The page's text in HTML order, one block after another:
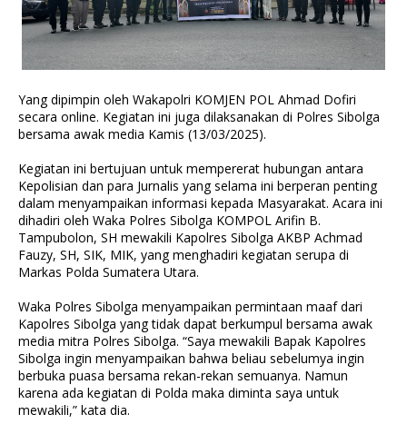
Yang dipimpin oleh Wakapolri KOMJEN POL Ahmad Dofiri
secara online. Kegiatan ini juga dilaksanakan di Polres Sibolga
bersama awak media Kamis (13/03/2025).
Kegiatan ini bertujuan untuk mempererat hubungan antara
Kepolisian dan para Jurnalis yang selama ini berperan penting
dalam menyampaikan informasi kepada Masyarakat. Acara ini
dihadiri oleh Waka Polres Sibolga KOMPOL Arifin B.
Tampubolon, SH mewakili Kapolres Sibolga AKBP Achmad
Fauzy, SH, SIK, MIK, yang menghadiri kegiatan serupa di
Markas Polda Sumatera Utara.
Waka Polres Sibolga menyampaikan permintaan maaf dari
Kapolres Sibolga yang tidak dapat berkumpul bersama awak
media mitra Polres Sibolga. “Saya mewakili Bapak Kapolres
Sibolga ingin menyampaikan bahwa beliau sebelumya ingin
berbuka puasa bersama rekan-rekan semuanya. Namun
karena ada kegiatan di Polda maka diminta saya untuk
mewakili,” kata dia.